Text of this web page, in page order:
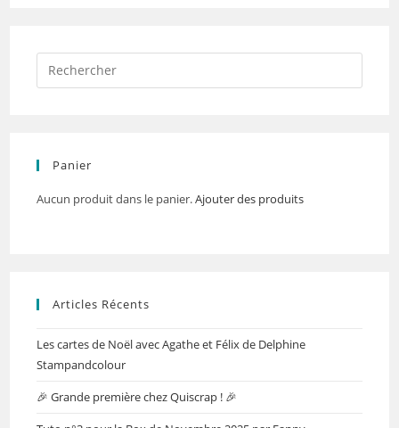
Panier
Aucun produit dans le panier.Ajouter des produits
Articles Récents
Les cartes de Noël avec Agathe et Félix de Delphine
Stampandcolour
🎉 Grande première chez Quiscrap ! 🎉